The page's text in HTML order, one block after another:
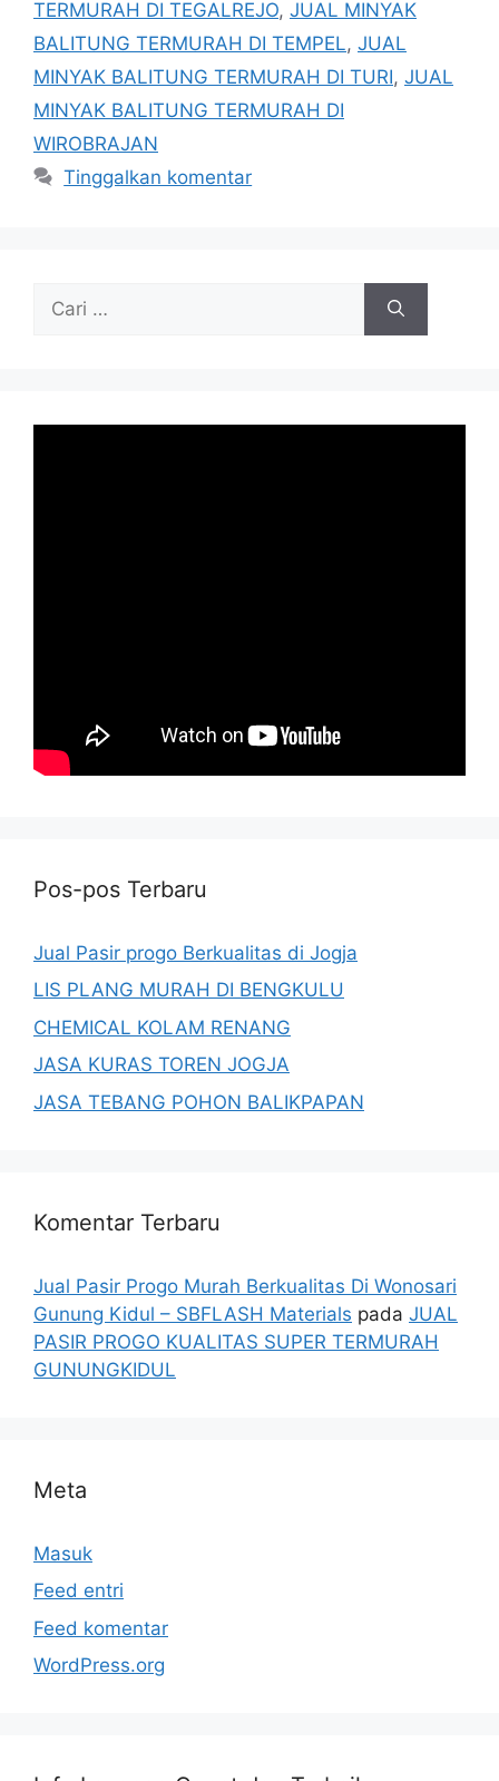
TERMURAH DI TEGALREJO, JUAL MINYAK
BALITUNG TERMURAH DI TEMPEL, JUAL
MINYAK BALITUNG TERMURAH DI TURI, JUAL
MINYAK BALITUNG TERMURAH DI
WIROBRAJAN
Tinggalkan komentar
untuk:
Pos-pos Terbaru
Jual Pasir progo Berkualitas di Jogja
LIS PLANG MURAH DI BENGKULU
CHEMICAL KOLAM RENANG
JASA KURAS TOREN JOGJA
JASA TEBANG POHON BALIKPAPAN
Komentar Terbaru
Jual Pasir Progo Murah Berkualitas Di Wonosari
Gunung Kidul – SBFLASH Materials pada JUAL
PASIR PROGO KUALITAS SUPER TERMURAH
GUNUNGKIDUL
Meta
Masuk
Feed entri
Feed komentar
WordPress.org